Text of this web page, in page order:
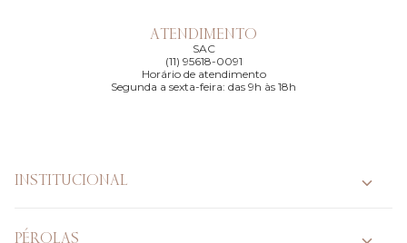
ATENDIMENTO
SAC
(11) 95618-0091
Horário de atendimento
Segunda a sexta-feira: das 9h às 18h
INSTITUCIONAL
PÉROLAS